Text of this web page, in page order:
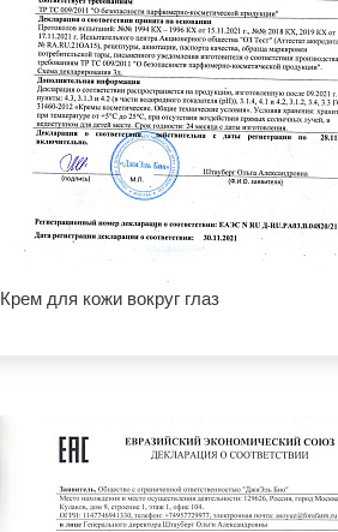
Крем для кожи вокруг глаз